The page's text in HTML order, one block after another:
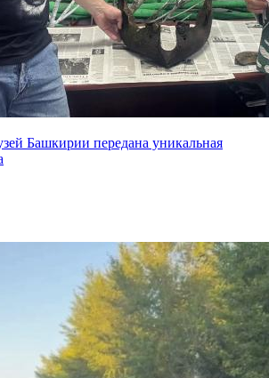
Башкирии передана уникальная